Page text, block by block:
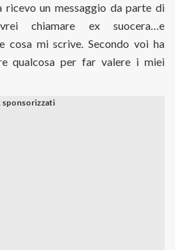
ricevo un messaggio da parte di
chiamare ex suocera…e
cosa mi scrive. Secondo voi ha
qualcosa per far valere i miei